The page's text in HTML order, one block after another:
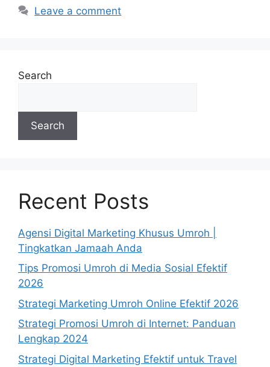
Leave a comment
Search
Search
Recent Posts
Agensi Digital Marketing Khusus Umroh |
Tingkatkan Jamaah Anda
Tips Promosi Umroh di Media Sosial Efektif
2026
Strategi Marketing Umroh Online Efektif 2026
Strategi Promosi Umroh di Internet: Panduan
Lengkap 2024
Strategi Digital Marketing Efektif untuk Travel